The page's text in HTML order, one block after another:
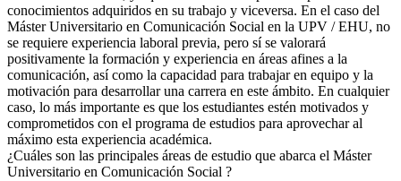
conocimientos adquiridos en su trabajo y viceversa. En el caso del
Máster Universitario en Comunicación Social en la UPV / EHU, no
se requiere experiencia laboral previa, pero sí se valorará
positivamente la formación y experiencia en áreas afines a la
comunicación, así como la capacidad para trabajar en equipo y la
motivación para desarrollar una carrera en este ámbito. En cualquier
caso, lo más importante es que los estudiantes estén motivados y
comprometidos con el programa de estudios para aprovechar al
máximo esta experiencia académica.
¿Cuáles son las principales áreas de estudio que abarca el Máster
Universitario en Comunicación Social ?